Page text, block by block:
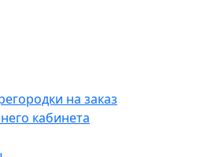
на заказ
кабинета